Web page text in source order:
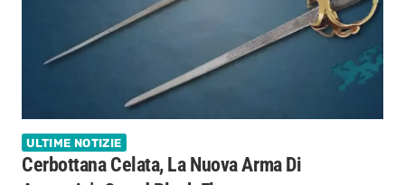
ULTIME NOTIZIE
Cerbottana Celata, La Nuova Arma Di